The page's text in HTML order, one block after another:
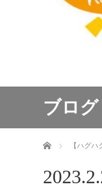
ブログ
ホーム 【ハグ